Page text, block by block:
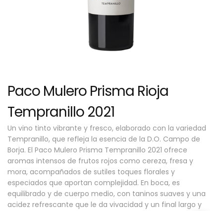
Paco Mulero Prisma Rioja
Tempranillo 2021
Un vino tinto vibrante y fresco, elaborado con la variedad
Tempranillo, que refleja la esencia de la D.O. Campo de
Borja. El Paco Mulero Prisma Tempranillo 2021 ofrece
aromas intensos de frutos rojos como cereza, fresa y
mora, acompañados de sutiles toques florales y
especiados que aportan complejidad. En boca, es
equilibrado y de cuerpo medio, con taninos suaves y una
acidez refrescante que le da vivacidad y un final largo y